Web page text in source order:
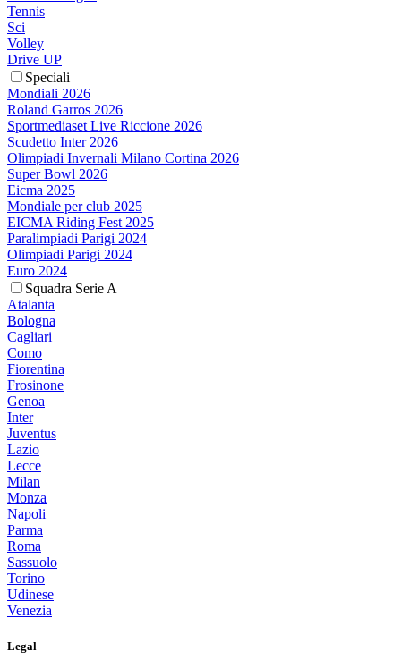
Tennis
Sci
Volley
Drive UP
Speciali
Mondiali 2026
Roland Garros 2026
Sportmediaset Live Riccione 2026
Scudetto Inter 2026
Olimpiadi Invernali Milano Cortina 2026
Super Bowl 2026
Eicma 2025
Mondiale per club 2025
EICMA Riding Fest 2025
Paralimpiadi Parigi 2024
Olimpiadi Parigi 2024
Euro 2024
Squadra Serie A
Atalanta
Bologna
Cagliari
Como
Fiorentina
Frosinone
Genoa
Inter
Juventus
Lazio
Lecce
Milan
Monza
Napoli
Parma
Roma
Sassuolo
Torino
Udinese
Venezia
Legal